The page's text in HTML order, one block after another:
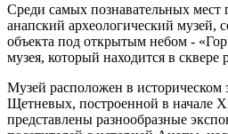
Среди самых познавательных мест
анапский археологический музей,
объекта под открытым небом -
музея, который находится в
Музей расположен в
Щетневых, построенной в начале
представлены разнообразные